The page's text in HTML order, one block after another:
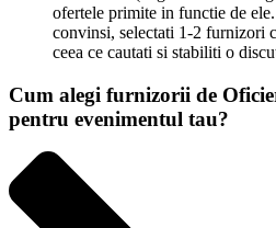
ofertele primite in functie de
convinsi, selectati 1-2 furnizori
ceea ce cautati si stabiliti o
Cum alegi furnizorii de
pentru evenimentul tau?